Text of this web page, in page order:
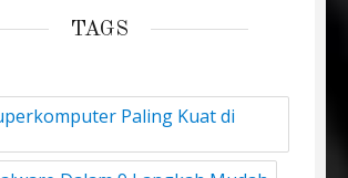
TAGS
Paling Kuat di